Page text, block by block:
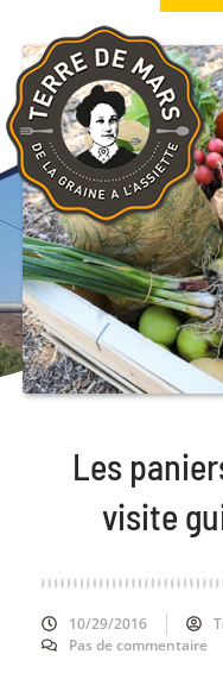
Les
visite
10/29/2016
Pas de commentaire